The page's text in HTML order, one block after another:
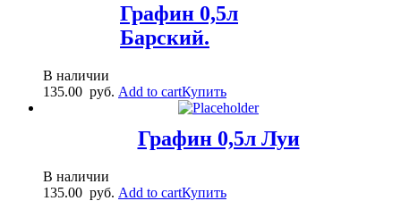
Графин 0,5л
Барский.
В наличии
135.00 руб. Add to cartКупить
Графин 0,5л Луи
В наличии
135.00 руб. Add to cartКупить